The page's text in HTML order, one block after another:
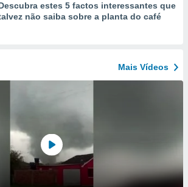
estes 5 factos interessantes que
não saiba sobre a planta do café
Mais Vídeos